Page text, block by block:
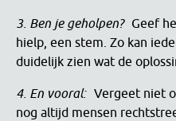
3. Ben je geholpen?
Geef
hielp, een stem. Zo kan
duidelijk zien wat de
4. En vooral: Vergeet niet
nog altijd mensen